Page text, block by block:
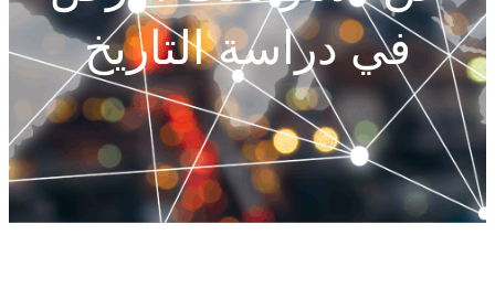
في دراسة التاريخ